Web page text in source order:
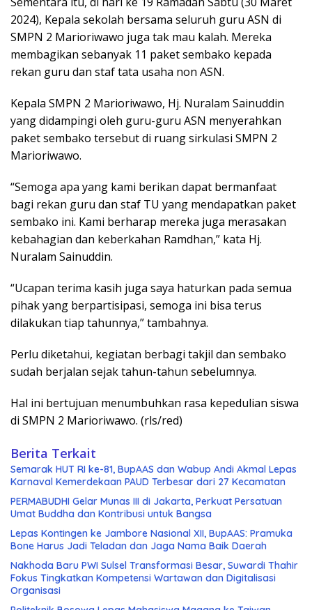
2024), Kepala sekolah bersama seluruh guru ASN di
SMPN 2 Marioriwawo juga tak mau kalah. Mereka
membagikan sebanyak 11 paket sembako kepada
rekan guru dan staf tata usaha non ASN.
Kepala SMPN 2 Marioriwawo, Hj. Nuralam Sainuddin
yang didampingi oleh guru-guru ASN menyerahkan
paket sembako tersebut di ruang sirkulasi SMPN 2
Marioriwawo.
“Semoga apa yang kami berikan dapat bermanfaat
bagi rekan guru dan staf TU yang mendapatkan paket
sembako ini. Kami berharap mereka juga merasakan
kebahagian dan keberkahan Ramdhan,” kata Hj.
Nuralam Sainuddin.
“Ucapan terima kasih juga saya haturkan pada semua
pihak yang berpartisipasi, semoga ini bisa terus
dilakukan tiap tahunnya,” tambahnya.
Perlu diketahui, kegiatan berbagi takjil dan sembako
sudah berjalan sejak tahun-tahun sebelumnya.
Hal ini bertujuan menumbuhkan rasa kepedulian siswa
di SMPN 2 Marioriwawo. (rls/red)
Berita Terkait
Semarak HUT RI ke-81, BupAAS dan Wabup Andi Akmal Lepas
Karnaval Kemerdekaan PAUD Terbesar dari 27 Kecamatan
PERMABUDHI Gelar Munas III di Jakarta, Perkuat Persatuan
Umat Buddha dan Kontribusi untuk Bangsa
Lepas Kontingen ke Jambore Nasional XII, BupAAS: Pramuka
Bone Harus Jadi Teladan dan Jaga Nama Baik Daerah
Nakhoda Baru PWI Sulsel Transformasi Besar, Suwardi Thahir
Fokus Tingkatkan Kompetensi Wartawan dan Digitalisasi
Organisasi